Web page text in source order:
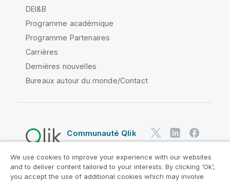
DEI&B
Programme académique
Programme Partenaires
Carrières
Dernières nouvelles
Bureaux autour du monde/Contact
Communauté Qlik
Contrats juridiques
Conditions d'utilisation des produits
We use cookies to improve your experience with our websites
and to deliver content tailored to your interests. By clicking ‘Ok’,
you accept the use of additional cookies which may involve